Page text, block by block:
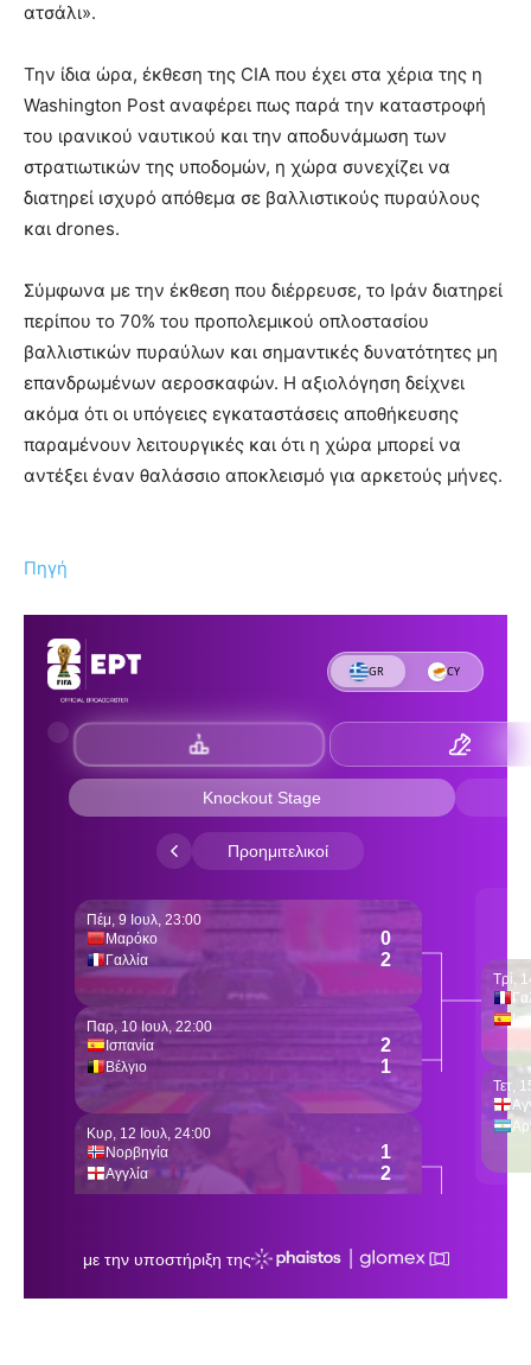
ατσάλι».
Την ίδια ώρα, έκθεση της CIA που έχει στα χέρια της η
Washington Post αναφέρει πως παρά την καταστροφή
του ιρανικού ναυτικού και την αποδυνάμωση των
στρατιωτικών της υποδομών, η χώρα συνεχίζει να
διατηρεί ισχυρό απόθεμα σε βαλλιστικούς πυραύλους
και drones.
Σύμφωνα με την έκθεση που διέρρευσε, το Ιράν διατηρεί
περίπου το 70% του προπολεμικού οπλοστασίου
βαλλιστικών πυραύλων και σημαντικές δυνατότητες μη
επανδρωμένων αεροσκαφών. Η αξιολόγηση δείχνει
ακόμα ότι οι υπόγειες εγκαταστάσεις αποθήκευσης
παραμένουν λειτουργικές και ότι η χώρα μπορεί να
αντέξει έναν θαλάσσιο αποκλεισμό για αρκετούς μήνες.
Πηγή